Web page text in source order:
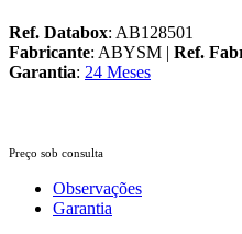
Ref. Databox: AB128501
Fabricante: ABYSM | Ref.
Garantia: 24 Meses
Preço sob consulta
Observações
Garantia